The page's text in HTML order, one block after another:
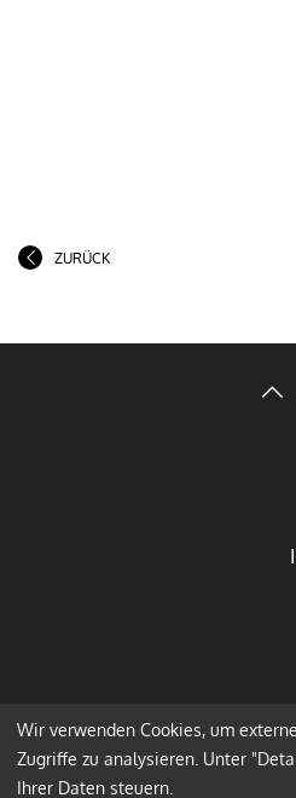
ZURÜCK
Wir verwenden Cookies, um
Zugriffe zu analysieren. Unter
Ihrer Daten steuern.